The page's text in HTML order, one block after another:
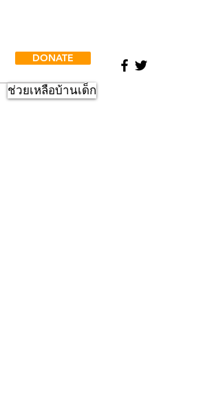
DONATE
ช่วยเหลือบ้านเด็ก